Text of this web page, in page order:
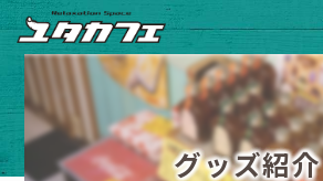
グッズ紹介